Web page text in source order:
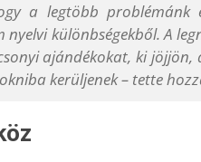
a legtöbb problémánk
nyelvi különbségekből. A
ajándékokat, ki jöjjön,
kerüljenek – tette